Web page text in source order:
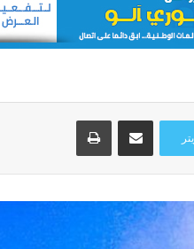
مشاركة عبر البريد طباعة